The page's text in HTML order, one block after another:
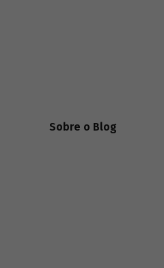
Sobre o Blog